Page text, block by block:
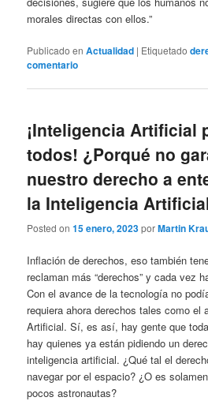
morales directas con ellos.”
Publicado en Actualidad | Etiquetado
comentario
¡Inteligencia Artificial
todos! ¿Porqué no
nuestro derecho a
la Inteligencia
Posted on15 enero, 2023porMartin
Inflación de derechos, eso también
reclaman más “derechos” y cada vez
Con el avance de la tecnología no
requiera ahora derechos tales como el
Artificial. Sí, es así, hay gente que
hay quienes ya están pidiendo un
inteligencia artificial. ¿Qué tal el
navegar por el espacio? ¿O es
pocos astronautas?